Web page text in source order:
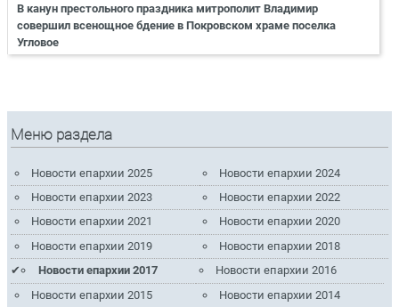
В канун престольного праздника митрополит Владимир
совершил всенощное бдение в Покровском храме поселка
Угловое
Меню раздела
Новости епархии 2025
Новости епархии 2024
Новости епархии 2023
Новости епархии 2022
Новости епархии 2021
Новости епархии 2020
Новости епархии 2019
Новости епархии 2018
Новости епархии 2017
Новости епархии 2016
Новости епархии 2015
Новости епархии 2014